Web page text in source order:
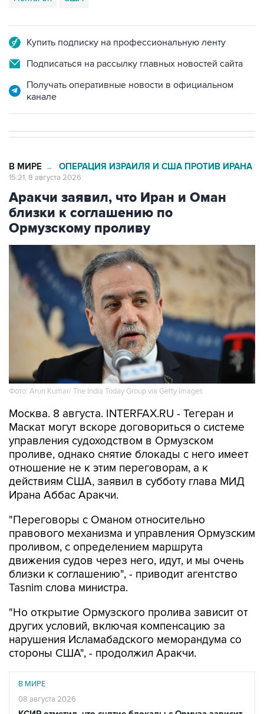
Купить подписку на профессиональную ленту
Подписаться на рассылку главных новостей сайта
Получать оперативные новости в официальном
канале
В МИРЕ → ОПЕРАЦИЯ ИЗРАИЛЯ И США ПРОТИВ ИРАНА
15:21, 8 августа 2026
Аракчи заявил, что Иран и Оман
близки к соглашению по
Ормузскому проливу
Фото: Arun Kumar/ The India Today Group via Getty Images
Москва. 8 августа. INTERFAX.RU - Тегеран и
Маскат могут вскоре договориться о системе
управления судоходством в Ормузском
проливе, однако снятие блокады с него имеет
отношение не к этим переговорам, а к
действиям США, заявил в субботу глава МИД
Ирана Аббас Аракчи.
"Переговоры с Оманом относительно
правового механизма и управления Ормузским
проливом, с определением маршрута
движения судов через него, идут, и мы очень
близки к соглашению", - приводит агентство
Tasnim слова министра.
"Но открытие Ормузского пролива зависит от
других условий, включая компенсацию за
нарушения Исламабадского меморандума со
стороны США", - продолжил Аракчи.
В МИРЕ
08 августа 2026